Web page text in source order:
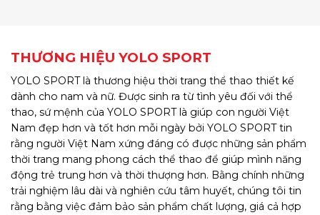
THƯƠNG HIỆU YOLO SPORT
YOLO SPORT là thương hiệu thời trang thể thao thiết kế
dành cho nam và nữ. Được sinh ra từ tình yêu đối với thể
thao, sứ mệnh của YOLO SPORT là giúp con người Việt
Nam đẹp hơn và tốt hơn mỗi ngày bởi YOLO SPORT tin
rằng người Việt Nam xứng đáng có được những sản phẩm
thời trang mang phong cách thể thao để giúp mình năng
động trẻ trung hơn và thời thượng hơn. Bằng chính những
trải nghiệm lâu dài và nghiên cứu tâm huyết, chúng tôi tin
rằng bằng việc đảm bảo sản phẩm chất lượng, giá cả hợp